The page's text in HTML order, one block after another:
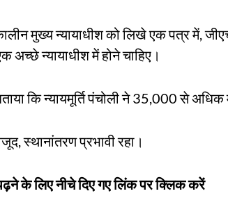
मुख्य न्यायाधीश को लिखे एक पत्र में,
अच्छे न्यायाधीश में होने चाहिए।
कि न्यायमूर्ति पंचोली ने 35,000 से अधिक
स्थानांतरण प्रभावी रहा।
के लिए नीचे दिए गए लिंक पर क्लिक करें